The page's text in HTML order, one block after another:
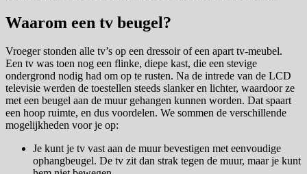
Waarom een tv beugel?
Vroeger stonden alle tv’s op een dressoir of een apart tv-meubel.
Een tv was toen nog een flinke, diepe kast, die een stevige
ondergrond nodig had om op te rusten. Na de intrede van de LCD
televisie werden de toestellen steeds slanker en lichter, waardoor ze
met een beugel aan de muur gehangen kunnen worden. Dat spaart
een hoop ruimte, en dus voordelen. We sommen de verschillende
mogelijkheden voor je op:
Je kunt je tv vast aan de muur bevestigen met eenvoudige
ophangbeugel. De tv zit dan strak tegen de muur, maar je kunt